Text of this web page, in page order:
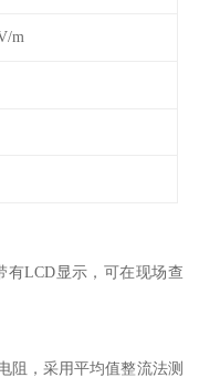
m
有LCD显示，可在现场查
阻，采用平均值整流法测